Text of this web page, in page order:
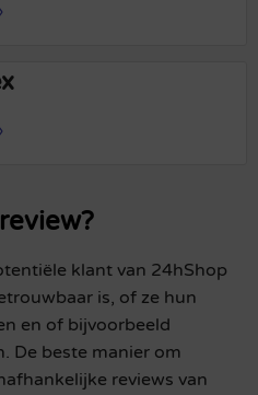
klant van 24hShop
is, of ze hun
en of bijvoorbeeld
De beste manier om
reviews van